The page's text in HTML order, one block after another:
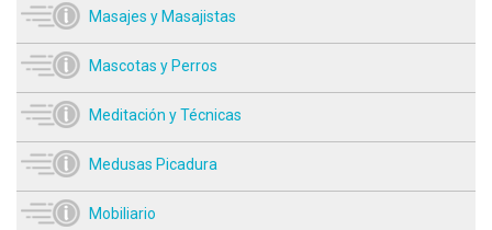
Masajes y Masajistas
Mascotas y Perros
Meditación y Técnicas
Medusas Picadura
Mobiliario